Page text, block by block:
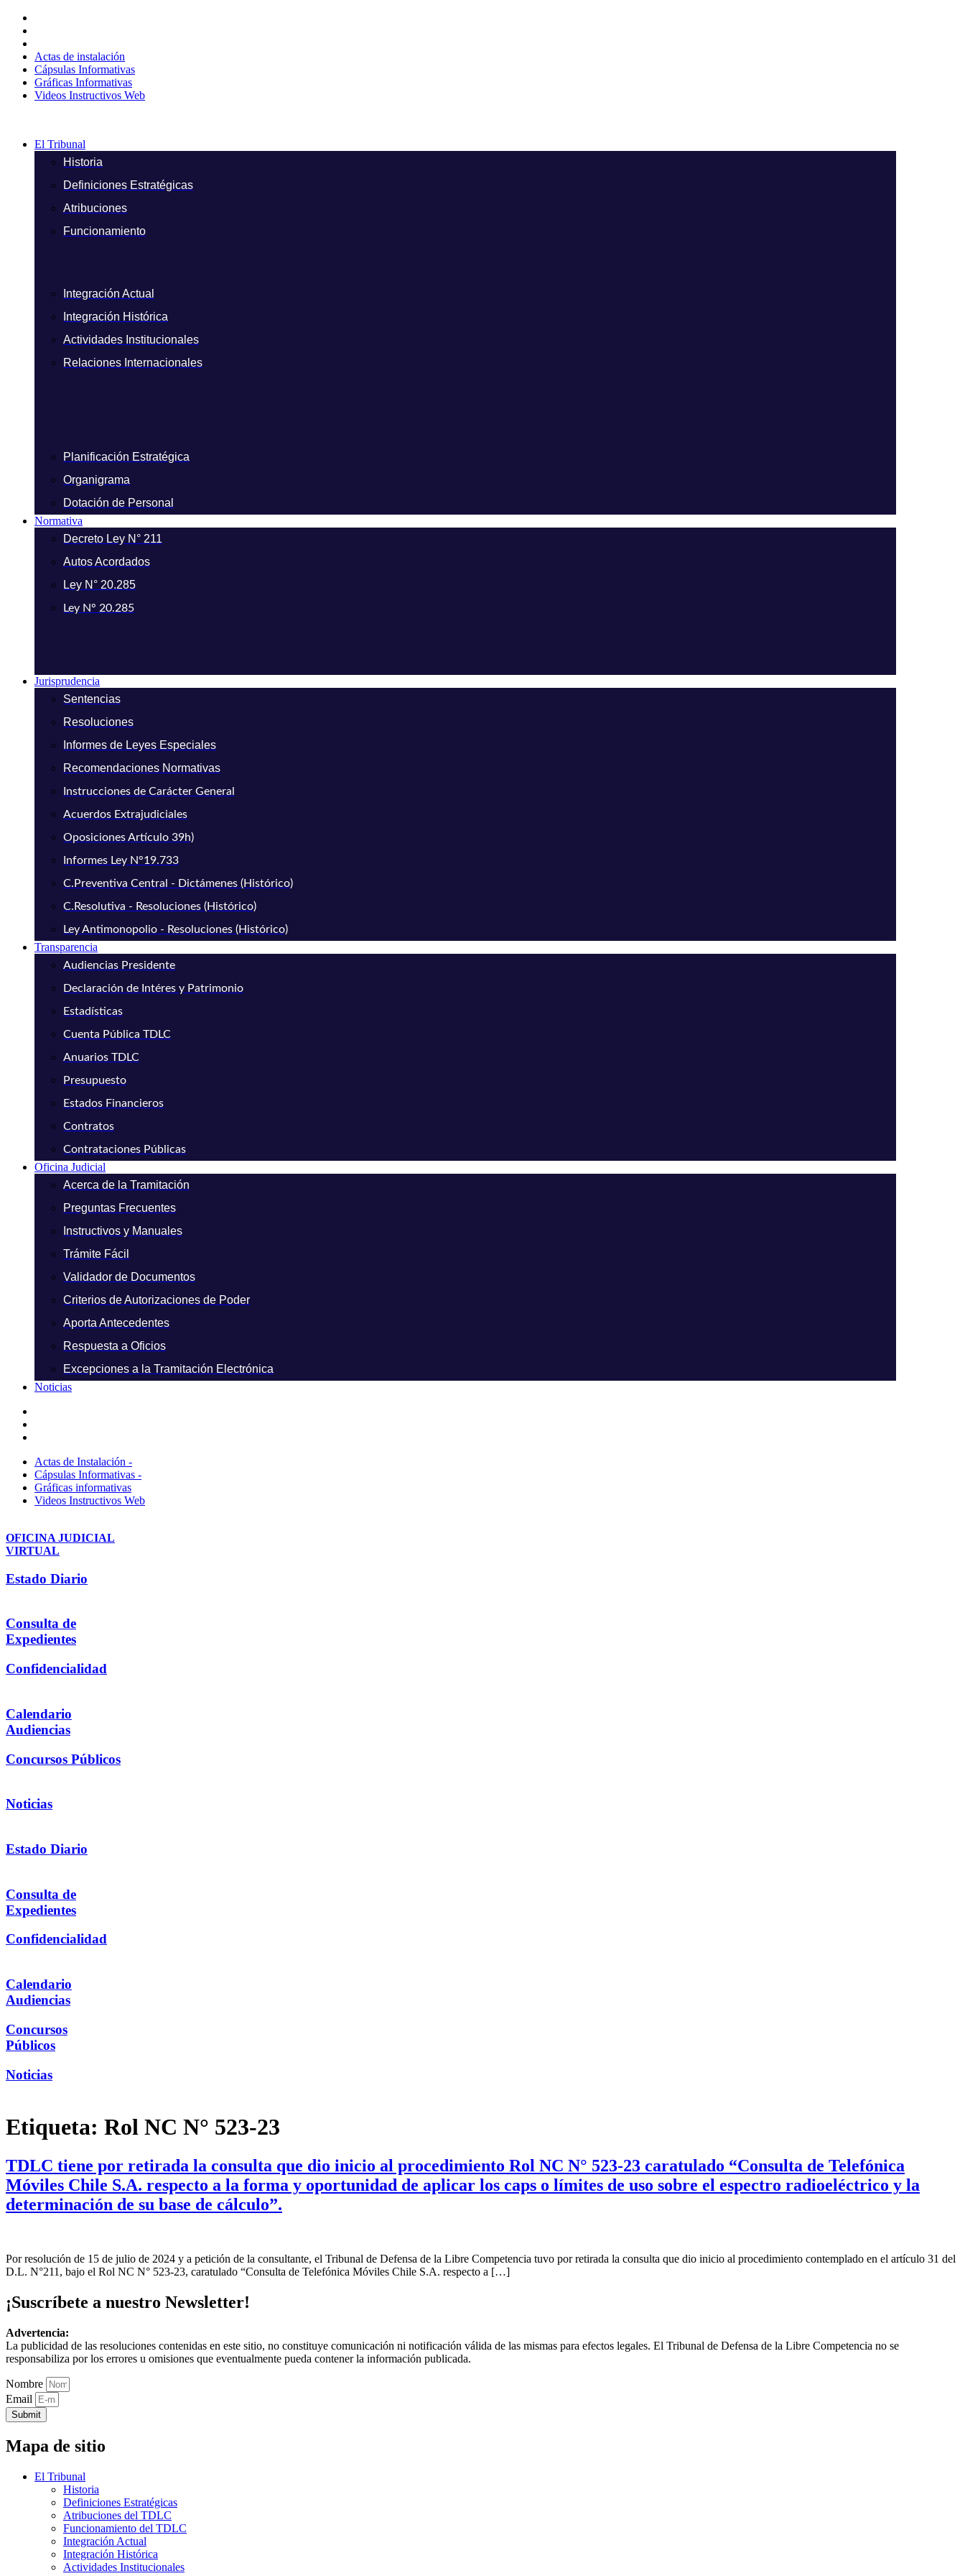
contenido
Actas de instalación
Cápsulas Informativas
Gráficas Informativas
Videos Instructivos Web
El Tribunal
Historia
Definiciones Estratégicas
Atribuciones
Funcionamiento
Integración Actual
Integración Histórica
Actividades Institucionales
Relaciones Internacionales
Planificación Estratégica
Organigrama
Dotación de Personal
Normativa
Decreto Ley N° 211
Autos Acordados
Ley N° 20.285
Ley N° 20.285
Jurisprudencia
Sentencias
Resoluciones
Informes de Leyes Especiales
Recomendaciones Normativas
Instrucciones de Carácter General
Acuerdos Extrajudiciales
Oposiciones Artículo 39h)
Informes Ley N°19.733
C.Preventiva Central - Dictámenes (Histórico)
C.Resolutiva - Resoluciones (Histórico)
Ley Antimonopolio - Resoluciones (Histórico)
Transparencia
Audiencias Presidente
Declaración de Intéres y Patrimonio
Estadísticas
Cuenta Pública TDLC
Anuarios TDLC
Presupuesto
Estados Financieros
Contratos
Contrataciones Públicas
Oficina Judicial
Acerca de la Tramitación
Preguntas Frecuentes
Instructivos y Manuales
Trámite Fácil
Validador de Documentos
Criterios de Autorizaciones de Poder
Aporta Antecedentes
Respuesta a Oficios
Excepciones a la Tramitación Electrónica
Noticias
Actas de Instalación -
Cápsulas Informativas -
Gráficas informativas
Videos Instructivos Web
OFICINA JUDICIAL
VIRTUAL
Estado Diario
Consulta de
Expedientes
Confidencialidad
Calendario
Audiencias
Concursos Públicos
Noticias
Estado Diario
Consulta de
Expedientes
Confidencialidad
Calendario
Audiencias
Concursos
Públicos
Noticias
Etiqueta: Rol NC N° 523-23
TDLC tiene por retirada la consulta que dio inicio al procedimiento Rol NC N° 523-23 caratulado “Consulta de Telefónica
Móviles Chile S.A. respecto a la forma y oportunidad de aplicar los caps o límites de uso sobre el espectro radioeléctrico y la
determinación de su base de cálculo”.
Por resolución de 15 de julio de 2024 y a petición de la consultante, el Tribunal de Defensa de la Libre Competencia tuvo por retirada la consulta que dio inicio al procedimiento contemplado en el artículo 31 del
D.L. N°211, bajo el Rol NC N° 523-23, caratulado “Consulta de Telefónica Móviles Chile S.A. respecto a […]
¡Suscríbete a nuestro Newsletter!
Advertencia:
La publicidad de las resoluciones contenidas en este sitio, no constituye comunicación ni notificación válida de las mismas para efectos legales. El Tribunal de Defensa de la Libre Competencia no se
responsabiliza por los errores u omisiones que eventualmente pueda contener la información publicada.
Nombre
Email
Submit
Mapa de sitio
El Tribunal
Historia
Definiciones Estratégicas
Atribuciones del TDLC
Funcionamiento del TDLC
Integración Actual
Integración Histórica
Actividades Institucionales